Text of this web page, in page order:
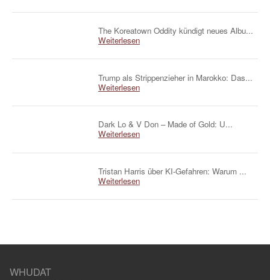
The Koreatown Oddity kündigt neues Albu...
Weiterlesen
Trump als Strippenzieher in Marokko: Das...
Weiterlesen
Dark Lo & V Don – Made of Gold: U...
Weiterlesen
Tristan Harris über KI-Gefahren: Warum ...
Weiterlesen
WHUDAT